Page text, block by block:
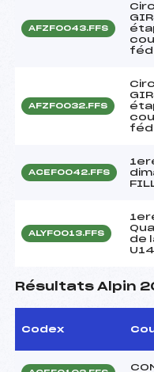
AFZF0043.FFS
AFZF0032.FFS
ACEF0042.FFS
ALYF0013.FFS
de
Résultats Alpin
Codex